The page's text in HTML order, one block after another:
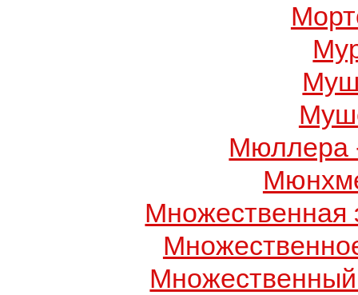
Мюллера
Множественная